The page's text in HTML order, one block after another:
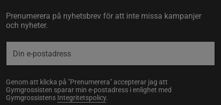
Prenumerera på nyhetsbrev för att inte missa kampanjer
och nyheter.
Genom att klicka på "Prenumerera" accepterar jag att
Gymgrossisten sparar min e-postadress i enlighet med
Gymgrossistens Integritetspolicy.